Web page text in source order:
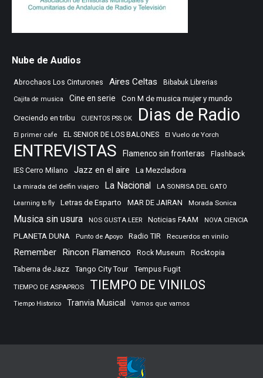
Nube de Audios
Abrochaos Los Cinturones Aires Celtas Bibabuk Librerias
Cajita de musica Cine en serie Con M de musica mujer y mundo
Creciendo en tribu CUENTOS PSS OK Dias de Radio
El primer cafe EL SENIOR DE LOS BALONES El Vuelo de Yorch
ENTREVISTAS Flamenco sin fronteras Flashback
IES Cerro Milano Jazz en el aire La Mezcladora
La mirada del delfin viajero La Nacional LA SONRISA DEL GATO
Learning to fly Letras de Esparto MAR DE JAIRAN Morada Sonica
Musica sin usura NOS GUSTA LEER Noticias FAAM NOVA CIENCIA
PLANETA DUNA Punto de Apoyo Radio TIR Recuerdos en vinilo
Remember Rincon Flamenco Rock Museum
Rocktopia
Taberna de Jazz
Tango City Tour Tempus Fugit
TIEMPO DE ASPAPROS TIEMPO DE VINILOS
Tiempo Historico Tranvia Musical Vamos que vamos